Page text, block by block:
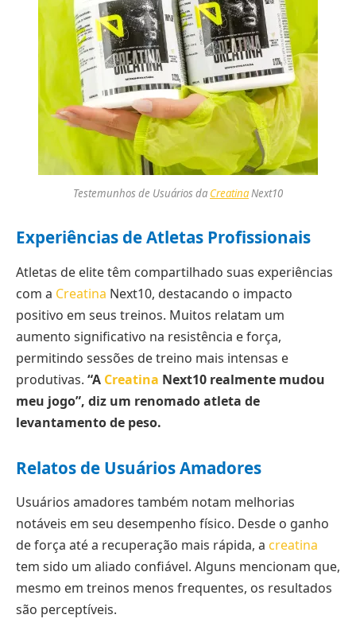
Testemunhos de Usuários da CreatinaNext10
Experiências de Atletas Profissionais
Atletas de elite têm compartilhado suas experiências
com a Creatina Next10, destacando o impacto
positivo em seus treinos. Muitos relatam um
aumento significativo na resistência e força,
permitindo sessões de treino mais intensas e
produtivas. “A Creatina Next10 realmente mudou
meu jogo”, diz um renomado atleta de
levantamento de peso.
Relatos de Usuários Amadores
Usuários amadores também notam melhorias
notáveis em seu desempenho físico. Desde o ganho
de força até a recuperação mais rápida, a creatina
tem sido um aliado confiável. Alguns mencionam que,
mesmo em treinos menos frequentes, os resultados
são perceptíveis.